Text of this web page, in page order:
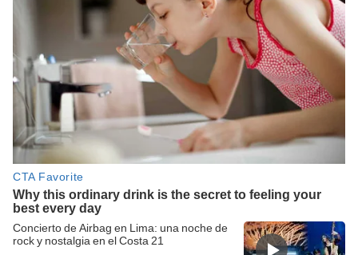
Concierto de Airbag en Lima: una noche de
rock y nostalgia en el Costa 21